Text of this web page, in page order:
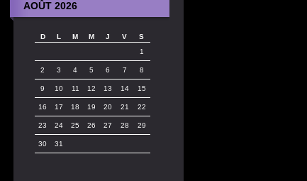
AOÛT 2026
D L M M J V
S
1
2 3 4 5 6 7 8
9 10 11 12 13 14 15
16 17 18 19 20 21 22
23 24 25 26 27 28 29
30 31